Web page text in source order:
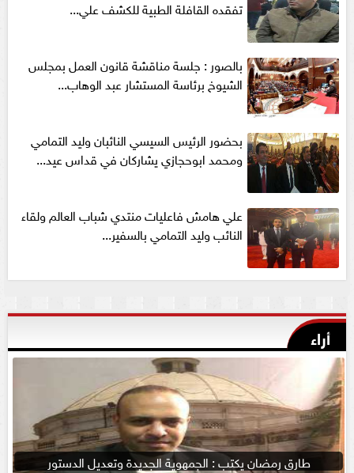
تفقده القافلة الطبية للكشف علي...
بالصور : جلسة مناقشة قانون العمل بمجلس
الشيوخ برئاسة المستشار عبد الوهاب...
بحضور الرئيس السيسي النائبان وليد التمامي
ومحمد ابوحجازي يشاركان في قداس عيد...
علي هامش فاعليات منتدي شباب العالم ولقاء
النائب وليد التمامي بالسفير...
أراء
طارق رمضان يكتب : الجمهوية الجديدة وتعديل الدستور